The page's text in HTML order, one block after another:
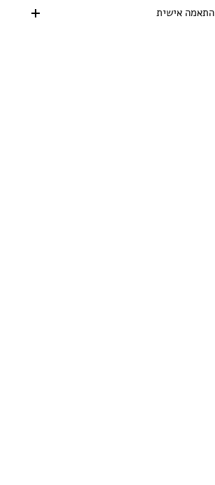
התאמה אישית